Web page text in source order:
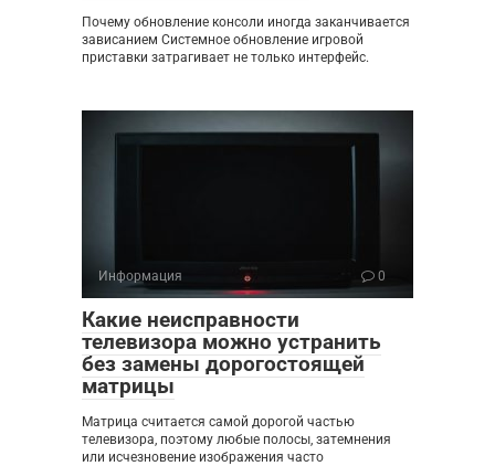
Почему обновление консоли иногда заканчивается
зависанием Системное обновление игровой
приставки затрагивает не только интерфейс.
Информация 0
Какие неисправности
телевизора можно устранить
без замены дорогостоящей
матрицы
Матрица считается самой дорогой частью
телевизора, поэтому любые полосы, затемнения
или исчезновение изображения часто